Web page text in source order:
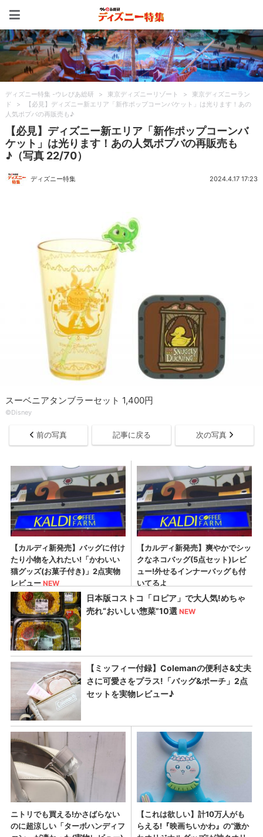
ディズニー特集 -ウレぴあ総研 > 東京ディズニーリゾート >
東京ディズニーラン
ド
>
【必見】ディズニー新エリア「新作ポップコーンバケット」は光ります！あの
人気ポプバの再販売も♪
【必見】ディズニー新エリア「新作ポップコーンバ
ケット」は光ります！あの人気ポプバの再販売も
♪（写真 22/70）
ディズニー特集 2024.4.17 17:23
スーベニアタンブラーセット 1,400円
©Disney
前の写真 記事に戻る 次の写真